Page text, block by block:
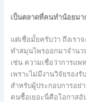
เป็นตลาดที่คนทำน้อยม
แต่เชื่อมั้ยครับว่า ถึงเร
ทำสมุนไพรออกมาจำนว
เช่น ความเชื่อว่าการแ
เพราะไม่มีงานวิจัยรอง
สำหรับผู้ประกอบการอย่
คนซื้อเยอะนี่คือโอกาสอั